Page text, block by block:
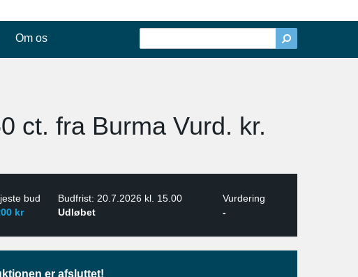
Om os
ct. fra Burma Vurd. kr.
bud Budfrist: 20.7.2026 kl. 15.00
Vurdering
kr
Udløbet -
er afsluttet!